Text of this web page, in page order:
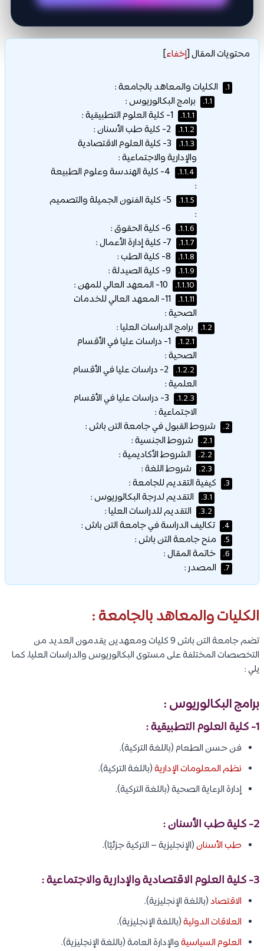
محتويات المقال[إخفاء]
1. الكليات والمعاهد بالجامعة :
1.1. برامج البكالوريوس :
1.1.1.
1.1.2.
1.1.3.
3- كلية العلوم الاقتصادية
والإدارية والاجتماعية :
1.1.4.
4- كلية الهندسة وعلوم الطبيعة
:
1.1.5.
5- كلية الفنون الجميلة والتصميم
:
1.1.6.
1.1.7.
1.1.8.
1.1.9.
1.1.10.
1.1.11.
11- المعهد العالي للخدمات
الصحية :
1.2. برامج الدراسات العليا :
1.2.1.
1- دراسات عليا في الأقسام
الصحية :
1.2.2.
2- دراسات عليا في الأقسام
العلمية :
1.2.3.
3- دراسات عليا في الأقسام
الاجتماعية :
2. شروط القبول في جامعة التن باش :
2.1. شروط الجنسية :
2.2. الشروط الأكاديمية :
2.3. شروط اللغة :
3. كيفية التقديم للجامعة :
3.1. التقديم لدرجة البكالوريوس :
3.2. التقديم للدراسات العليا :
4. تكاليف الدراسة في جامعة التن باش :
5. منح جامعة التن باش :
6. خاتمة المقال :
7. المصدر :
الكليات والمعاهد بالجامعة :
تضم جامعة التن باش 9 كليات ومعهدين يقدمون العديد من
التخصصات المختلفة على مستوى البكالوريوس والدراسات العليا، كما
يلي :
برامج البكالوريوس :
1- كلية العلوم التطبيقية :
فن حسن الطعام (باللغة التركية).
نظم المعلومات الإدارية(باللغة التركية).
إدارة الرعاية الصحية (باللغة التركية).
2- كلية طب الأسنان :
طب الأسنان(الإنجليزية – التركية جزئيًا).
3- كلية العلوم الاقتصادية والإدارية والاجتماعية :
الاقتصاد(باللغة الإنجليزية).
العلاقات الدولية(باللغة الإنجليزية).
العلوم السياسيةوالإدارة العامة (باللغة الإنجليزية).